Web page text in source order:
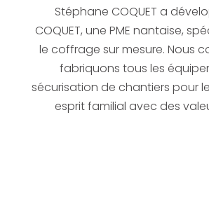
Stéphane COQUET a
COQUET, une PME nantaise,
le coffrage sur mesure. Nous
fabriquons tous les
sécurisation de chantiers pour
esprit familial avec des